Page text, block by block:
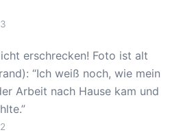
erschrecken! Foto ist alt
: “Ich weiß noch, wie mein
Arbeit nach Hause kam und
”